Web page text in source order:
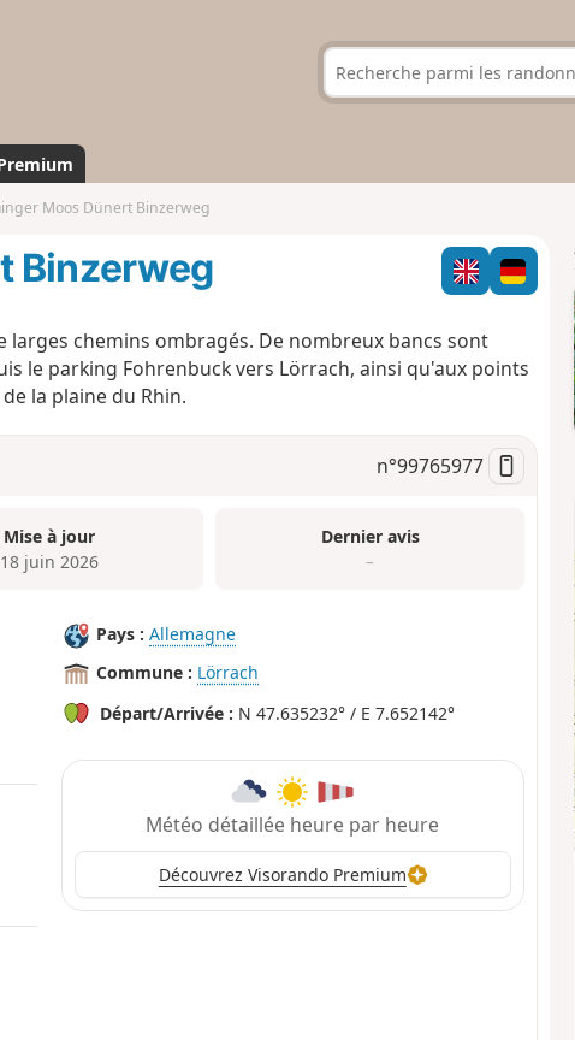
Moos Dünert Binzerweg
Binzerweg
chemins ombragés. De nombreux bancs sont
le parking Fohrenbuck vers Lörrach, ainsi qu'aux points
la plaine du Rhin.
n°99765977
Mise à jour
18 juin 2026
Dernier avis
–
Pays : Allemagne
Commune : Lörrach
Départ/Arrivée : N 47.635232° / E 7.652142°
Météo détaillée heure par heure
Découvrez Visorando Premium